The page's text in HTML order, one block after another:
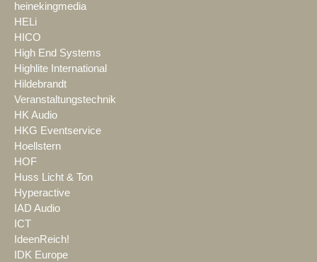
heinekingmedia
HELi
HICO
High End Systems
Highlite International
Hildebrandt
Veranstaltungstechnik
HK Audio
HKG Eventservice
Hoellstern
HOF
Huss Licht & Ton
Hyperactive
IAD Audio
ICT
IdeenReich!
IDK Europe